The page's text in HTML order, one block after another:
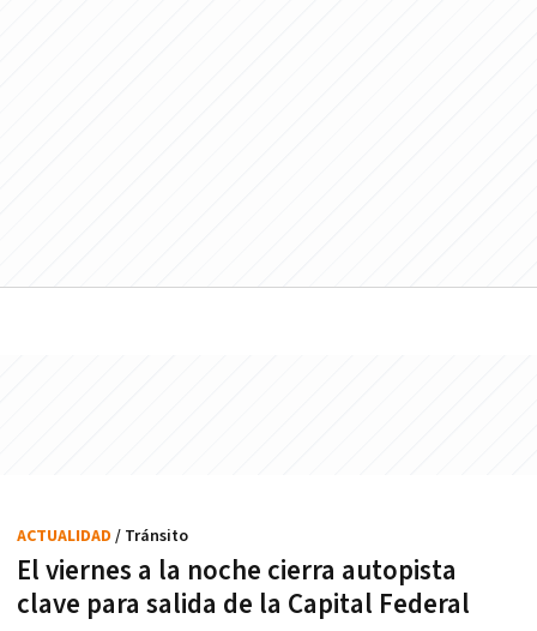
El viernes a la noche cierra autopista
clave para salida de la Capital Federal
ACTUALIDAD / Tránsito